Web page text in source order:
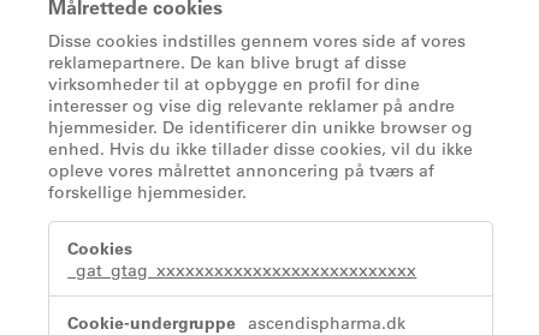
Målrettede cookies
Disse cookies indstilles gennem vores side af vores
reklamepartnere. De kan blive brugt af disse
virksomheder til at opbygge en profil for dine
interesser og vise dig relevante reklamer på andre
hjemmesider. De identificerer din unikke browser og
enhed. Hvis du ikke tillader disse cookies, vil du ikke
opleve vores målrettet annoncering på tværs af
forskellige hjemmesider.
Målrettede
cookies
_gat_gtag_xxxxxxxxxxxxxxxxxxxxxxxxxxx
ascendispharma.dk